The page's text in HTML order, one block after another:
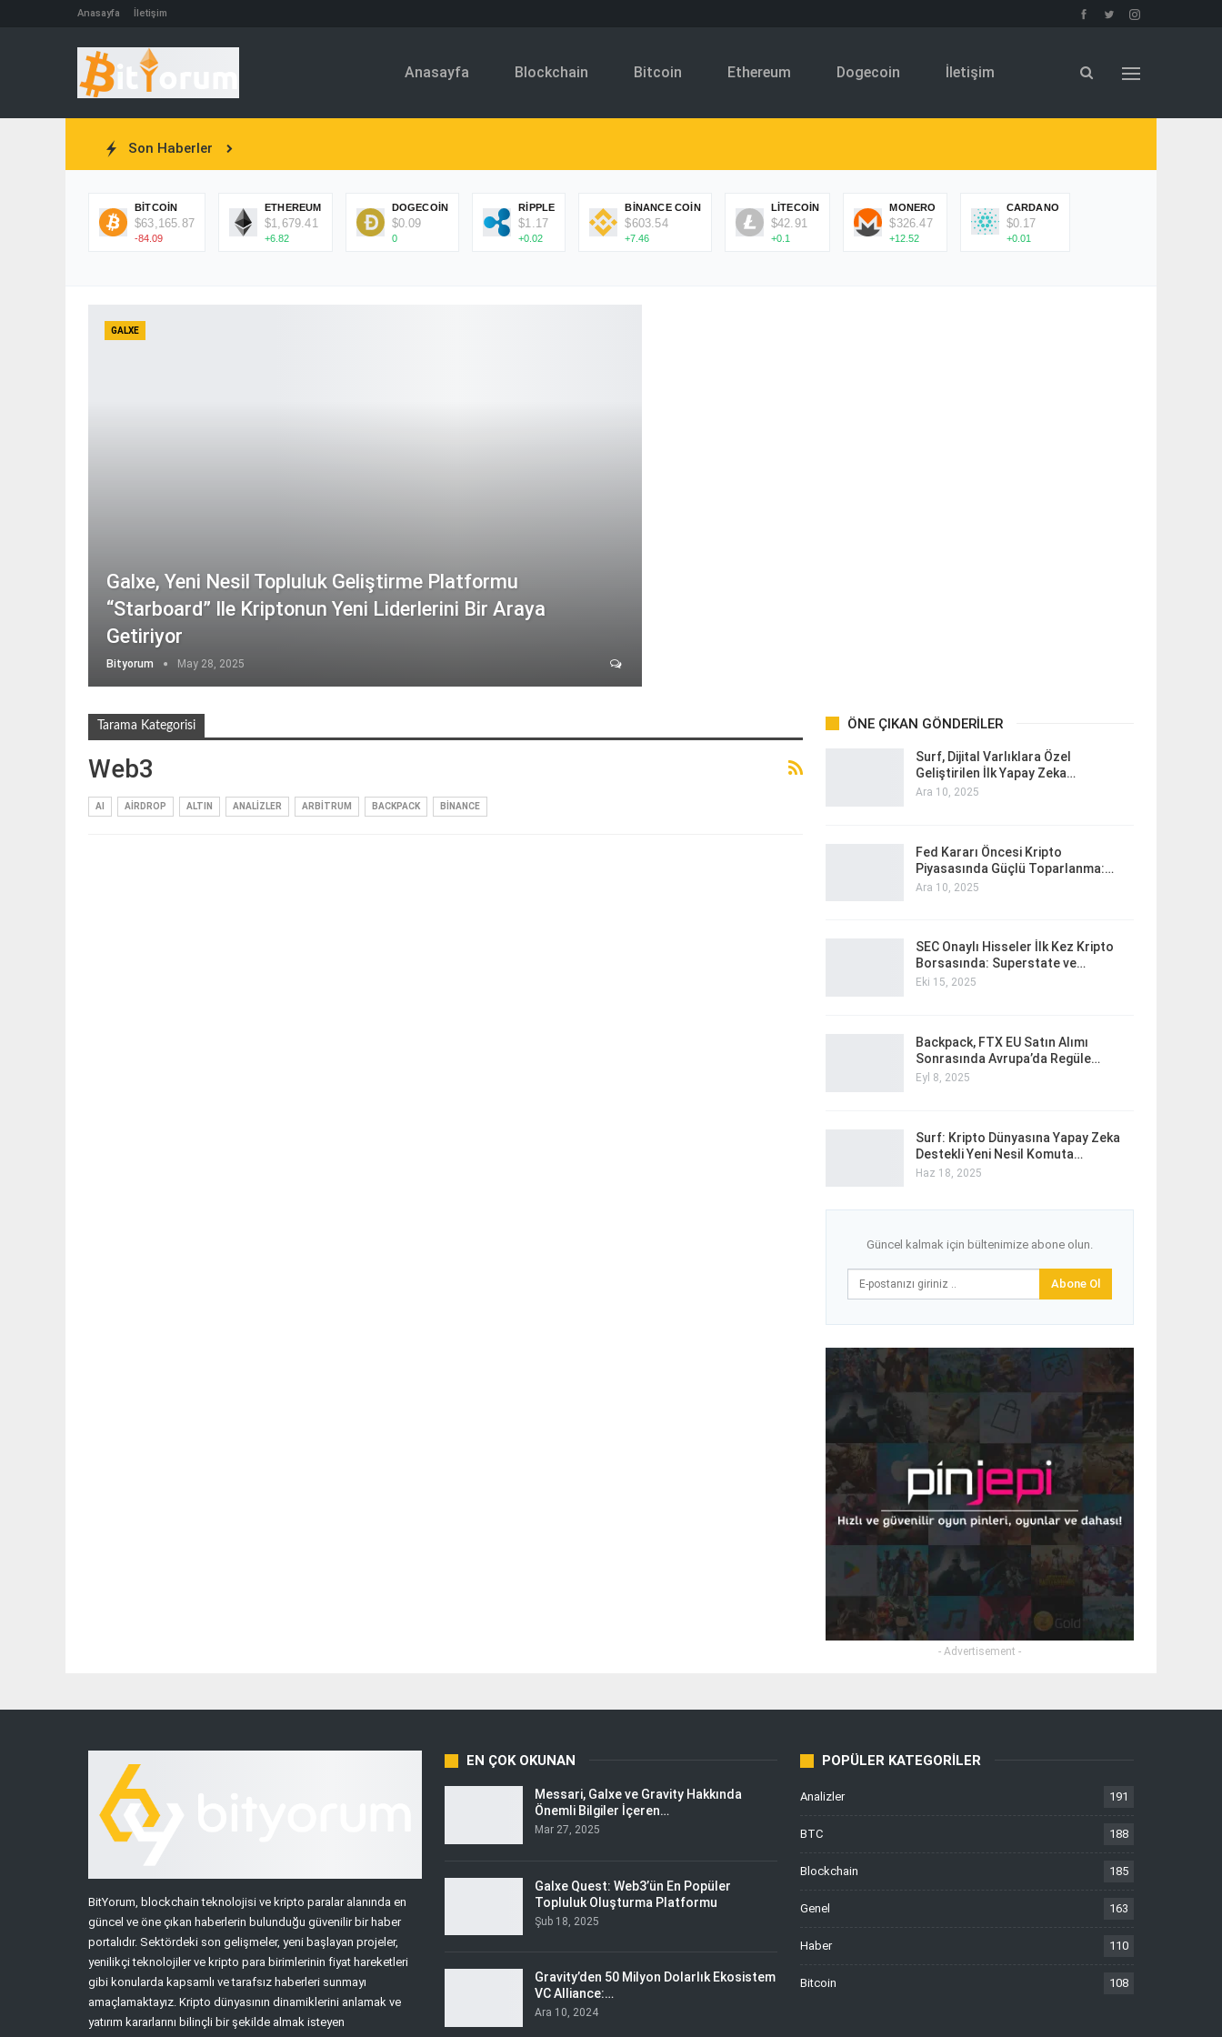
Anasayfa İletişim
Anasayfa Blockchain Bitcoin Ethereum Dogecoin İletişim
Son Haberler
BITCOIN
$63,165.87
-84.09
ETHEREUM
$1,679.41
+6.82
DOGECOIN
$0.09
0
RIPPLE
$1.17
+0.02
BINANCE COIN
$603.54
+7.46
LITECOIN
$42.91
+0.1
MONERO
$326.47
+12.52
CARDANO
$0.17
+0.01
GALXE
Galxe, Yeni Nesil Topluluk Geliştirme Platformu
“Starboard” Ile Kriptonun Yeni Liderlerini Bir Araya
Getiriyor
Bityorum May 28, 2025
Tarama Kategorisi
Web3
AI AIRDROP ALTIN ANALIZLER ARBITRUM BACKPACK BINANCE
ÖNE ÇIKAN GÖNDERILER
Surf, Dijital Varlıklara Özel
Geliştirilen İlk Yapay Zeka…
Ara 10, 2025
Fed Kararı Öncesi Kripto
Piyasasında Güçlü Toparlanma:…
Ara 10, 2025
SEC Onaylı Hisseler İlk Kez Kripto
Borsasında: Superstate ve…
Eki 15, 2025
Backpack, FTX EU Satın Alımı
Sonrasında Avrupa’da Regüle…
Eyl 8, 2025
Surf: Kripto Dünyasına Yapay Zeka
Destekli Yeni Nesil Komuta…
Haz 18, 2025
Güncel kalmak için bültenimize abone olun.
Abone Ol
- Advertisement -
BitYorum, blockchain teknolojisi ve kripto paralar alanında en
güncel ve öne çıkan haberlerin bulunduğu güvenilir bir haber
portalıdır. Sektördeki son gelişmeler, yeni başlayan projeler,
yenilikçi teknolojiler ve kripto para birimlerinin fiyat hareketleri
gibi konularda kapsamlı ve tarafsız haberleri sunmayı
amaçlamaktayız. Kripto dünyasının dinamiklerini anlamak ve
yatırım kararlarını bilinçli bir şekilde almak isteyen
EN ÇOK OKUNAN
Messari, Galxe ve Gravity Hakkında
Önemli Bilgiler İçeren…
Mar 27, 2025
Galxe Quest: Web3’ün En Popüler
Topluluk Oluşturma Platformu
Şub 18, 2025
Gravity’den 50 Milyon Dolarlık Ekosistem
VC Alliance:…
Ara 10, 2024
POPÜLER KATEGORILER
Analizler 191
BTC 188
Blockchain 185
Genel 163
Haber 110
Bitcoin 108